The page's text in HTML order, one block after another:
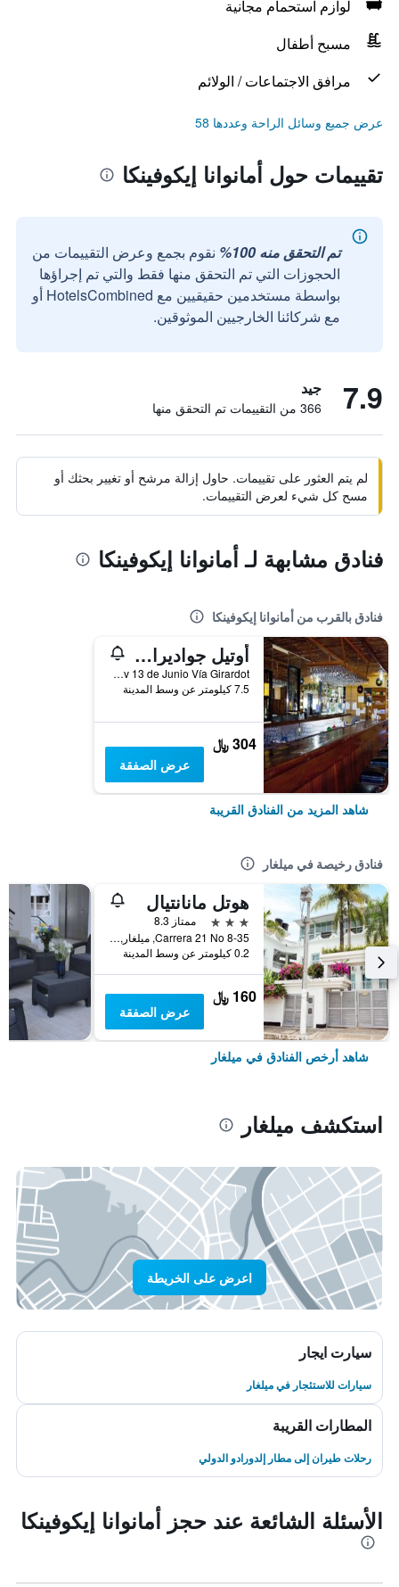
لوازم استحمام مجانية
مسبح أطفال
مرافق الاجتماعات / الولائم
عرض جميع وسائل الراحة وعددها 58
تقييمات حول أمانوانا إيكوفينكا
تم التحقق منه 100%
نقوم بجمع وعرض التقييمات من
الحجوزات التي تم التحقق منها فقط والتي تم إجراؤها
بواسطة مستخدمين حقيقيين مع HotelsCombined أو
مع شركائنا الخارجيين الموثوقين.
7.9 جيد
366 من التقييمات تم التحقق منها
لم يتم العثور على تقييمات. حاول إزالة مرشح أو تغيير بحثك أو
مسح كل شيء لعرض التقييمات.
فنادق مشابهة لـ أمانوانا إيكوفينكا
فنادق بالقرب من أمانوانا إيكوفينكا
أوتيل جواديرا ريزورت
Av 13 de Junio Vía Girardot, ميلغار, كولومبيا
7.5 كيلومتر عن وسط المدينة
304 ﷼
عرض الصفقة
شاهد المزيد من الفنادق القريبة
فنادق رخيصة في ميلغار
هوتل مانانتيال
3 نجوم
ممتاز 8.3
Carrera 21 No 8-35, ميلغار, كولومبيا
0.2 كيلومتر عن وسط المدينة
160 ﷼
عرض الصفقة
شاهد أرخص الفنادق في ميلغار
استكشف ميلغار
اعرض على الخريطة
سيارت ايجار
سيارات للاستئجار في ميلغار
المطارات القريبة
رحلات طيران إلى مطار إلدورادو الدولي
الأسئلة الشائعة عند حجز أمانوانا إيكوفينكا